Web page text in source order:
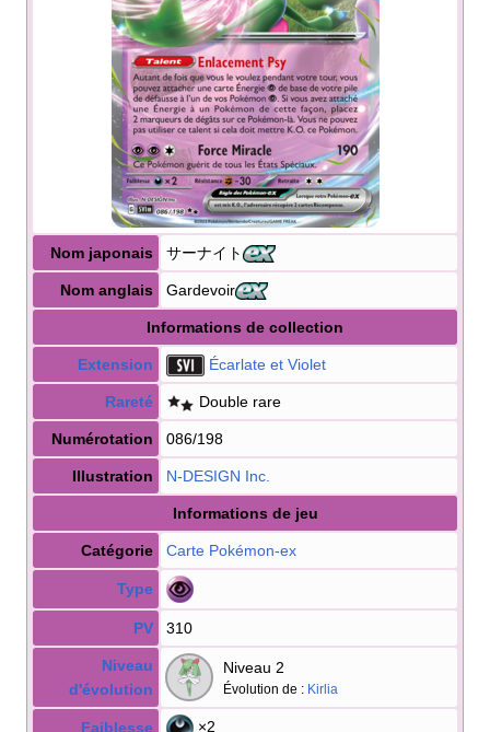
Nom japonais サーナイト
Nom anglais Gardevoir
Informations de collection
Extension Écarlate et Violet
Rareté Double rare
Numérotation 086/198
Illustration N-DESIGN Inc.
Informations de jeu
Catégorie Carte Pokémon-ex
Type
PV 310
Niveau
d'évolution
Niveau 2
Évolution de : Kirlia
Faiblesse ×2